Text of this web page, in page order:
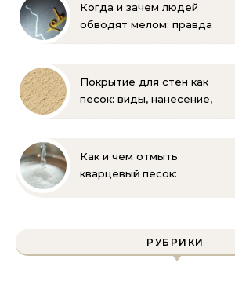
Когда и зачем людей
обводят мелом: правда
Покрытие для стен как
песок: виды, нанесение,
Как и чем отмыть
кварцевый песок:
РУБРИКИ